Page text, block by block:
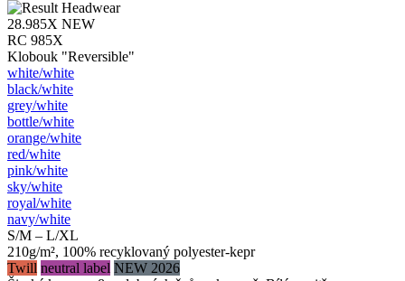
28.985X NEW
RC 985X
Klobouk "Reversible"
white/​white
black/​white
grey/​white
bottle/​white
orange/​white
red/​white
pink/​white
sky/​white
royal/​white
navy/​white
S/M – L/XL
210g/m², 100% recyklovaný polyester-kepr
Twill neutral label NEW 2026